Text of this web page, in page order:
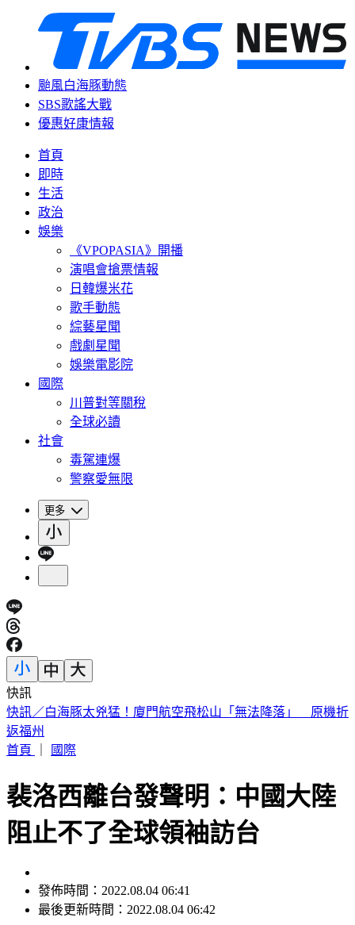
颱風白海豚動態
SBS歌謠大戰
優惠好康情報
首頁
即時
生活
政治
娛樂
《VPOPASIA》開播
演唱會搶票情報
日韓爆米花
歌手動態
綜藝星聞
戲劇星聞
娛樂電影院
國際
川普對等關稅
全球必讀
社會
毒駕連爆
警察愛無限
更多
快訊
獨／高捷新制服被比擬禮儀社 員工：像九如橋不符美學
首頁｜
裴洛西離台發聲明：中國大陸
阻止不了全球領袖訪台
最後更新時間：2022.08.04 06:42